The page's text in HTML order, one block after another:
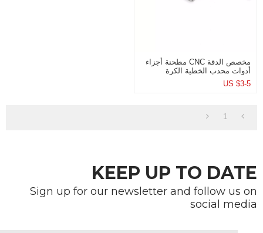
مخصص الدقة CNC مطحنة أجزاء
أدوات محدب الخطية الكرة
المفتاح
US $3-5
1
KEEP UP TO DATE
Sign up for our newsletter and follow us on
social media